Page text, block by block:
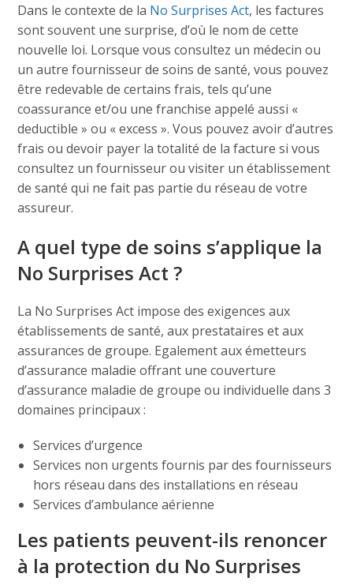
Dans le contexte de la No Surprises Act, les factures
sont souvent une surprise, d’où le nom de cette
nouvelle loi. Lorsque vous consultez un médecin ou
un autre fournisseur de soins de santé, vous pouvez
être redevable de certains frais, tels qu’une
coassurance et/ou une franchise appelé aussi «
deductible » ou « excess ». Vous pouvez avoir d’autres
frais ou devoir payer la totalité de la facture si vous
consultez un fournisseur ou visiter un établissement
de santé qui ne fait pas partie du réseau de votre
assureur.
A quel type de soins s’applique la
No Surprises Act ?
La No Surprises Act impose des exigences aux
établissements de santé, aux prestataires et aux
assurances de groupe. Egalement aux émetteurs
d’assurance maladie offrant une couverture
d’assurance maladie de groupe ou individuelle dans 3
domaines principaux :
Services d’urgence
Services non urgents fournis par des fournisseurs
hors réseau dans des installations en réseau
Services d’ambulance aérienne
Les patients peuvent-ils renoncer
à la protection du No Surprises